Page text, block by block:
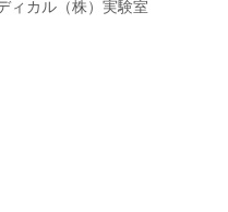
ィカル（株）実験室